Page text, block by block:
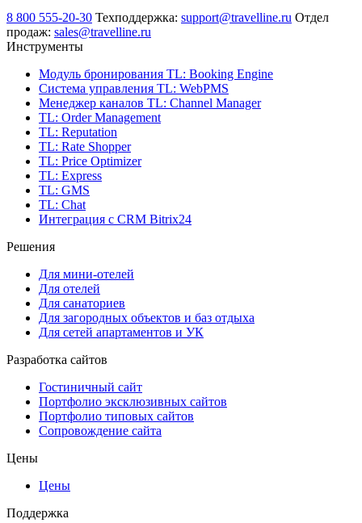
8 800 555-20-30 Техподдержка: support@travelline.ru Отдел
продаж: sales@travelline.ru
Инструменты
Модуль бронирования TL: Booking Engine
Система управления TL: WebPMS
Менеджер каналов TL: Channel Manager
TL: Order Management
TL: Reputation
TL: Rate Shopper
TL: Price Optimizer
TL: Express
TL: GMS
TL: Chat
Интеграция с CRM Bitrix24
Решения
Для мини-отелей
Для отелей
Для санаториев
Для загородных объектов и баз отдыха
Для сетей апартаментов и УК
Разработка сайтов
Гостиничный сайт
Портфолио эксклюзивных сайтов
Портфолио типовых сайтов
Сопровождение сайта
Цены
Цены
Поддержка